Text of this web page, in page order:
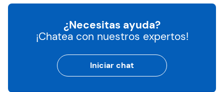
¿Necesitas ayuda?
¡Chatea con nuestros expertos!
Iniciar chat